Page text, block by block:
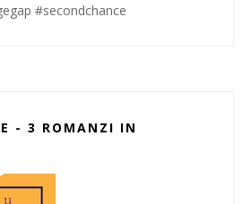
#secondchance
- 3 ROMANZI IN